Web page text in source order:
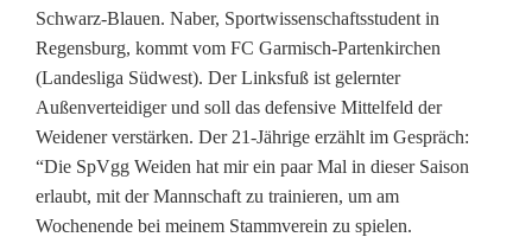
l
e
W
e
i
Schwarz-Blauen. Naber, Sportwissenschaftsstudent in
Regensburg, kommt vom FC Garmisch-Partenkirchen
(Landesliga Südwest). Der Linksfuß ist gelernter
Außenverteidiger und soll das defensive Mittelfeld der
Weidener verstärken. Der 21-Jährige erzählt im Gespräch:
“Die SpVgg Weiden hat mir ein paar Mal in dieser Saison
erlaubt, mit der Mannschaft zu trainieren, um am
Wochenende bei meinem Stammverein zu spielen.